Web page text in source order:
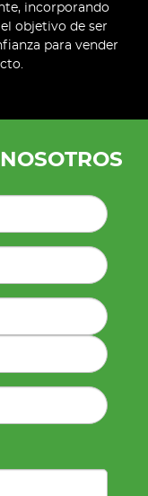
incorporando
objetivo de ser
para vender